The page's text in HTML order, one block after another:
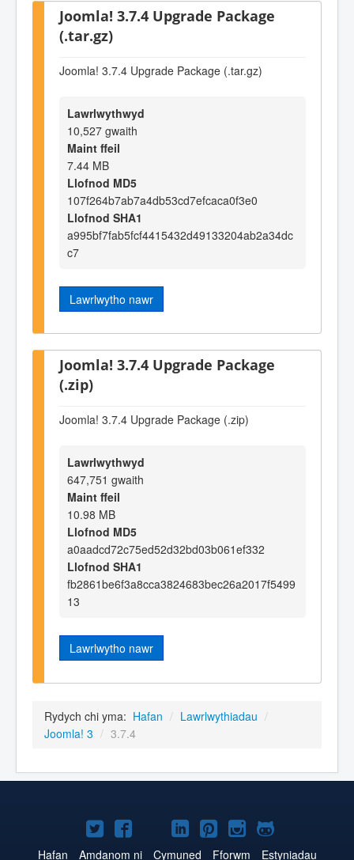
Joomla! 3.7.4 Upgrade Package
(.tar.gz)
Joomla! 3.7.4 Upgrade Package (.tar.gz)
Lawrlwythwyd
10,527 gwaith
Maint ffeil
7.44 MB
Llofnod MD5
107f264b7ab7a4db53cd7efcaca0f3e0
Llofnod SHA1
a995bf7fab5fcf4415432d49133204ab2a34dc
c7
Lawrlwytho nawr
Joomla! 3.7.4 Upgrade Package
(.zip)
Joomla! 3.7.4 Upgrade Package (.zip)
Lawrlwythwyd
647,751 gwaith
Maint ffeil
10.98 MB
Llofnod MD5
a0aadcd72c75ed52d32bd03b061ef332
Llofnod SHA1
fb2861be6f3a8cca3824683bec26a2017f5499
13
Lawrlwytho nawr
Rydych chi yma: Hafan / Lawrlwythiadau /
Joomla! 3 / 3.7.4
Joomla!
ar
Joomla!
ar
Joomla!
ar
Joomla!
ar
Joomla!
ar
Joomla!
ar
Joomla!
ar
Hafan Amdanom ni Cymuned Fforwm Estyniadau